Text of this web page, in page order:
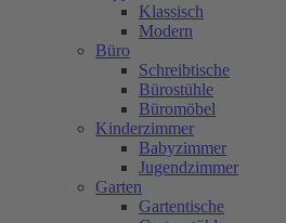
Klassisch
Modern
Büro
Schreibtische
Bürostühle
Büromöbel
Kinderzimmer
Babyzimmer
Jugendzimmer
Garten
Gartentische